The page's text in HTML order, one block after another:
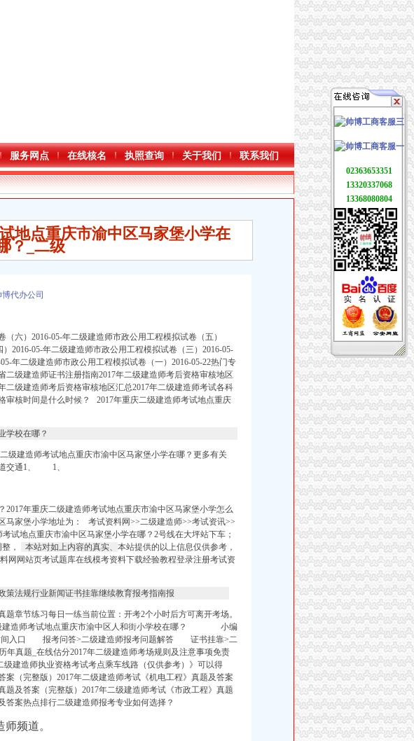
服务网点 在线核名 执照查询 关于我们 联系我们
地点重庆市渝中区马家堡小学在
？_二级
博代办公司
六）2016-05-年二级建造师市政公用工程模拟试卷（五）
2016-05-年二级建造师市政公用工程模拟试卷（三）2016-05-
年二级建造师市政公用工程模拟试卷（一）2016-05-22热门专
二级建造师证书注册指南2017年二级建造师考后资格审核地区
二级建造师考后资格审核地区汇总2017年二级建造师考试各科
审核时间是什么时候？ 2017年重庆二级建造师考试地点重庆
学校在哪？
建造师考试地点重庆市渝中区马家堡小学在哪？更多有关
交通1、 1、
2017年重庆二级建造师考试地点重庆市渝中区马家堡小学怎么
马家堡小学地址为： 考试资料网>>二级建造师>>考试资讯>>
试地点重庆市渝中区马家堡小学在哪？2号线在大坪站下车；
， 本站对如上内容的真实、 本站提供的以上信息仅供参考，
网网站页考试题库在线模考资料下载经验教程登录注册考试资
策法规行业新闻证书挂靠继续教育报考指南报
章节练习每日一练当前位置： 开考2个小时后方可离开考场。
建造师考试地点重庆市渝中区人和街小学校在哪？ 小编
间入口 报考问答>二级建造师报考问题解答 证书挂靠>二
真题_在线估分2017年二级建造师考场规则及注意事项免责
建造师执业资格考试考点乘车线路（仅供参考）》可以得
案（完整版）2017年二级建造师考试《机电工程》真题及答案
题及答案（完整版）2017年二级建造师考试《市政工程》真题
答案热点排行二级建造师报考专业如何选择？
频道。
02363653351
13320337068
13368080804